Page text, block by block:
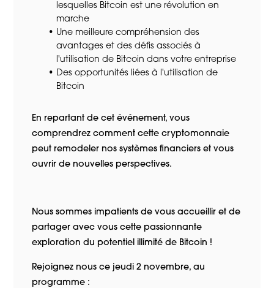
lesquelles Bitcoin est une révolution en
marche
Une meilleure compréhension des
avantages et des défis associés à
l'utilisation de Bitcoin dans votre entreprise
Des opportunités liées à l'utilisation de
Bitcoin
En repartant de cet événement, vous
comprendrez comment cette cryptomonnaie
peut remodeler nos systèmes financiers et vous
ouvrir de nouvelles perspectives.
Nous sommes impatients de vous accueillir et de
partager avec vous cette passionnante
exploration du potentiel illimité de Bitcoin !
Rejoignez nous ce jeudi 2 novembre, au
programme :